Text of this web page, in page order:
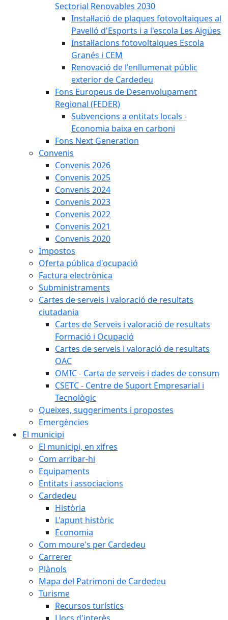
Sectorial Renovables 2030
Instal·lació de plaques fotovoltaiques al
Pavelló d'Esports i a l'escola Les Aigües
Instal·lacions fotovoltaiques Escola
Granés i CEM
Renovació de l'enllumenat públic
exterior de Cardedeu
Fons Europeus de Desenvolupament
Regional (FEDER)
Subvencions a entitats locals -
Economia baixa en carboni
Fons Next Generation
Convenis
Convenis 2026
Convenis 2025
Convenis 2024
Convenis 2023
Convenis 2022
Convenis 2021
Convenis 2020
Impostos
Oferta pública d'ocupació
Factura electrònica
Subministraments
Cartes de serveis i valoració de resultats
ciutadania
Cartes de Serveis i valoració de resultats
Formació i Ocupació
Cartes de serveis i valoració de resultats
OAC
OMIC - Carta de serveis i dades de consum
CSETC - Centre de Suport Empresarial i
Tecnològic
Queixes, suggeriments i propostes
Emergències
El municipi
El municipi, en xifres
Com arribar-hi
Equipaments
Entitats i associacions
Cardedeu
Història
L'apunt històric
Economia
Com moure's per Cardedeu
Carrerer
Plànols
Mapa del Patrimoni de Cardedeu
Turisme
Recursos turístics